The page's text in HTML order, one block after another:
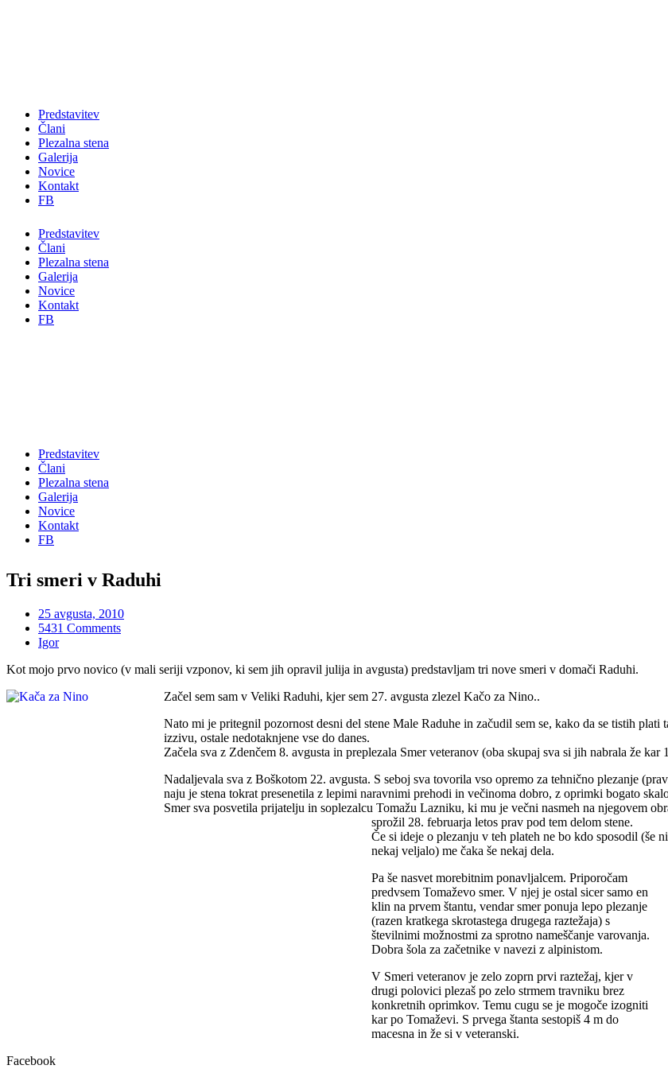
Predstavitev
Člani
Plezalna stena
Galerija
Novice
Kontakt
FB
Predstavitev
Člani
Plezalna stena
Galerija
Novice
Kontakt
FB
Predstavitev
Člani
Plezalna stena
Galerija
Novice
Kontakt
FB
Tri smeri v Raduhi
25 avgusta, 2010
5431 Comments
Igor
Kot mojo prvo novico (v mali seriji vzponov, ki sem jih opravil julija in avgusta) predstavljam tri nove smeri v domači Raduhi.
Začel sem sam v Veliki Raduhi, kjer sem 27. avgusta zlezel Kačo za Nino..
Nato mi je pritegnil pozornost desni del stene Male Raduhe in začudil sem se, kako da se tistih
izzivu, ostale nedotaknjene vse do danes.
Začela sva z Zdenčem 8. avgusta in preplezala Smer veteranov (oba skupaj sva si jih nabrala že kar
Nadaljevala sva z Boškotom 22. avgusta. S seboj sva tovorila vso opremo za tehnično plezanje
naju je stena tokrat presenetila z lepimi naravnimi prehodi in večinoma dobro, z oprimki bogato
Smer sva posvetila prijatelju in soplezalcu Tomažu Lazniku, ki mu je večni nasmeh na njegovem
sprožil 28. februarja letos prav pod tem delom stene.
Če si ideje o plezanju v teh plateh ne bo kdo sposodil (še
nekaj veljalo) me čaka še nekaj dela.
Pa še nasvet morebitnim ponavljalcem. Priporočam
predvsem Tomaževo smer. V njej je ostal sicer samo en
klin na prvem štantu, vendar smer ponuja lepo plezanje
(razen kratkega skrotastega drugega raztežaja) s
številnimi možnostmi za sprotno nameščanje varovanja.
Dobra šola za začetnike v navezi z alpinistom.
V Smeri veteranov je zelo zoprn prvi raztežaj, kjer v
drugi polovici plezaš po zelo strmem travniku brez
konkretnih oprimkov. Temu cugu se je mogoče izogniti
kar po Tomaževi. S prvega štanta sestopiš 4 m do
macesna in že si v veteranski.
Facebook